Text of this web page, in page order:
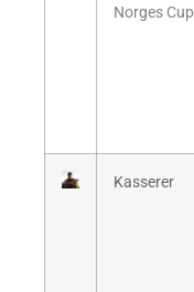
Norges Cup
Kasserer